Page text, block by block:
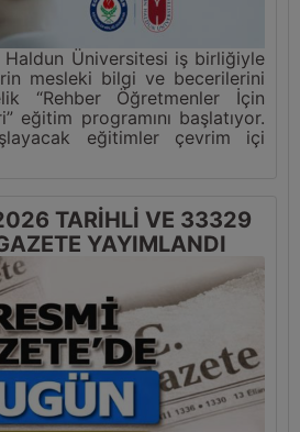
Haldun Üniversitesi iş birliğiyle
mesleki bilgi ve becerilerini
“Rehber Öğretmenler İçin
eğitim programını başlatıyor.
eğitimler çevrim içi
TARİHLİ VE 33329
YAYIMLANDI